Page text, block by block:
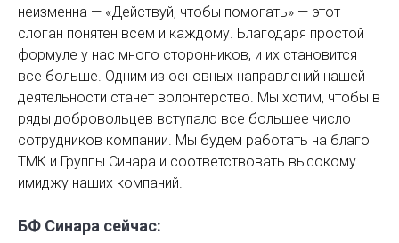
неизменна — «Действуй, чтобы помогать» — этот
слоган понятен всем и каждому. Благодаря простой
формуле у нас много сторонников, и их становится
все больше. Одним из основных направлений нашей
деятельности станет волонтерство. Мы хотим, чтобы в
ряды добровольцев вступало все большее число
сотрудников компании. Мы будем работать на благо
ТМК и Группы Синара и соответствовать высокому
имиджу наших компаний.
БФ Синара сейчас: